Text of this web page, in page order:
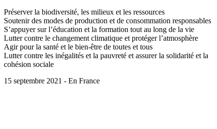
Préserver la biodiversité, les milieux et les ressources
Soutenir des modes de production et de consommation responsables
S’appuyer sur l’éducation et la formation tout au long de la vie
Lutter contre le changement climatique et protéger l’atmosphère
Agir pour la santé et le bien-être de toutes et tous
Lutter contre les inégalités et la pauvreté et assurer la solidarité et la
cohésion sociale
15 septembre 2021 - En France